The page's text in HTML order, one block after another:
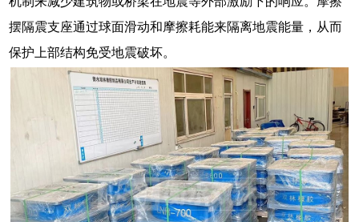
摆隔震支座通过球面滑动和摩擦耗能来隔离地震能量，从而
保护上部结构免受地震破坏。